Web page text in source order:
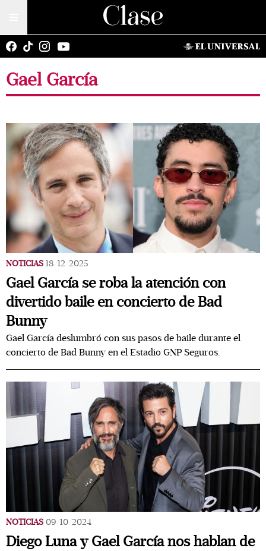
Gael García
NOTICIAS 18/12/2025
Gael García se roba la atención con
divertido baile en concierto de Bad
Bunny
Gael García deslumbró con sus pasos de baile durante el
concierto de Bad Bunny en el Estadio GNP Seguros.
NOTICIAS 09/10/2024
Diego Luna y Gael García nos hablan de